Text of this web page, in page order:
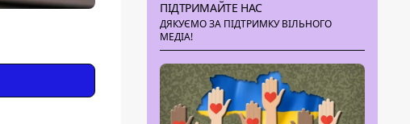
ПІДТРИМАЙТЕ НАС
ДЯКУЄМО ЗА ПІДТРИМКУ ВІЛЬНОГО
МЕДІА!